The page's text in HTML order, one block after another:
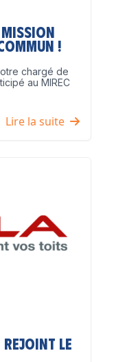
!
chargé de
au MIREC
Lire la suite
rejoint le